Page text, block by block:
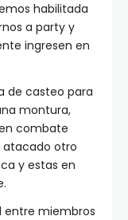
habilitada
a party y
ingresen en
de casteo para
montura,
combate
atacado otro
y estas en
entre miembros